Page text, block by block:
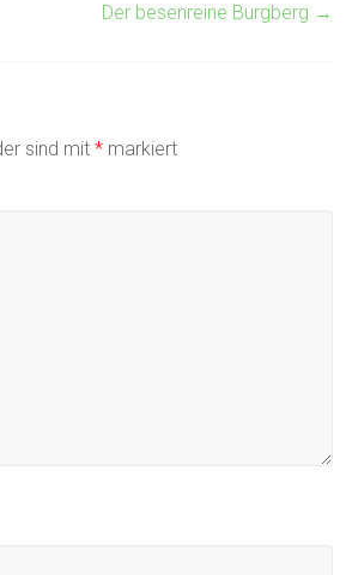
Der besenreine Burgberg →
sind mit * markiert